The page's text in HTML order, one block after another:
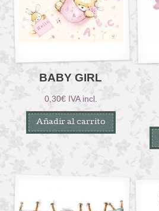
BABY GIRL
0,30€ IVA incl.
Añadir al carrito